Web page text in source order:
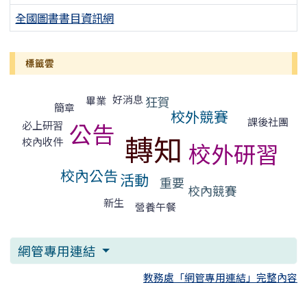
全國圖書書目資訊網
標籤雲
簡章 畢業 好消息 狂賀
必上研習 公告
校外競賽
校內收件 轉知
課後社團
校外研習
校內公告活動 重要 校內競賽
新生 營養午餐
網管專用連結
教務處「網管專用連結」完整內容